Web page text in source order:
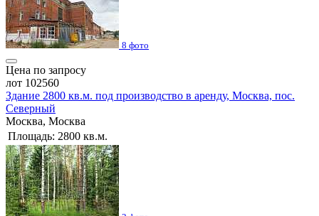
8 фото
Цена по запросу
лот 102560
Здание 2800 кв.м. под производство в аренду, Москва, пос.
Северный
Москва, Москва
Площадь: 2800 кв.м.